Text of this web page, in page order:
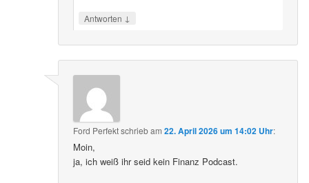
Antworten ↓
Ford Perfektschriebam22. April 2026 um 14:02 Uhr:
Moin,
ja, ich weiß ihr seid kein Finanz Podcast.